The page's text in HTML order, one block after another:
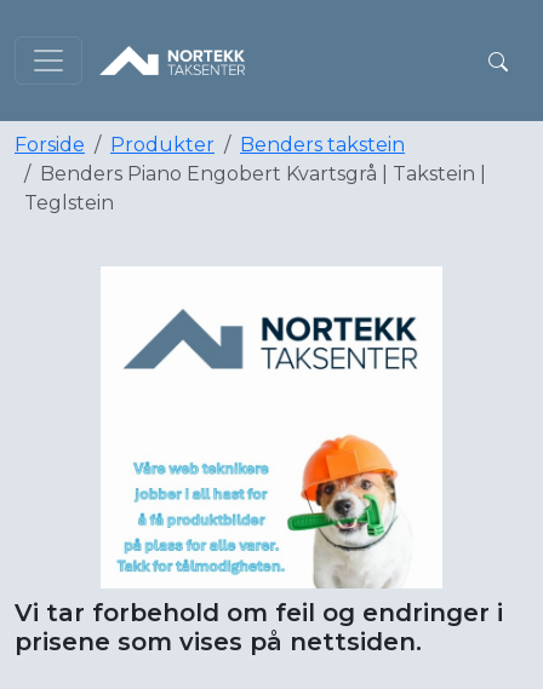
Forside Produkter
Benders takstein
Benders Piano Engobert Kvartsgrå | Takstein |
Teglstein
Vi tar forbehold om feil og endringer i
prisene som vises på nettsiden.